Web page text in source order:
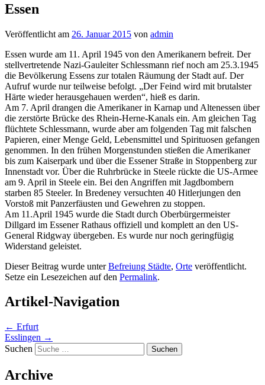
Essen
Veröffentlicht am 26. Januar 2015 von admin
Essen wurde am 11. April 1945 von den Amerikanern befreit. Der
stellvertretende Nazi-Gauleiter Schlessmann rief noch am 25.3.1945
die Bevölkerung Essens zur totalen Räumung der Stadt auf. Der
Aufruf wurde nur teilweise befolgt. „Der Feind wird mit brutalster
Härte wieder herausgehauen werden“, hieß es darin.
Am 7. April drangen die Amerikaner in Karnap und Altenessen über
die zerstörte Brücke des Rhein-Herne-Kanals ein. Am gleichen Tag
flüchtete Schlessmann, wurde aber am folgenden Tag mit falschen
Papieren, einer Menge Geld, Lebensmittel und Spirituosen gefangen
genommen. In den frühen Morgenstunden stießen die Amerikaner
bis zum Kaiserpark und über die Essener Straße in Stoppenberg zur
Innenstadt vor. Über die Ruhrbrücke in Steele rückte die US-Armee
am 9. April in Steele ein. Bei den Angriffen mit Jagdbombern
starben 85 Steeler. In Bredeney versuchten 40 Hitlerjungen den
Vorstoß mit Panzerfäusten und Gewehren zu stoppen.
Am 11.April 1945 wurde die Stadt durch Oberbürgermeister
Dillgard im Essener Rathaus offiziell und komplett an den US-
General Ridgway übergeben. Es wurde nur noch geringfügig
Widerstand geleistet.
Dieser Beitrag wurde unterBefreiung Städte, Orte veröffentlicht.
Setze ein Lesezeichen auf den Permalink.
Artikel-Navigation
← Erfurt
Esslingen →
Suchen
Archive